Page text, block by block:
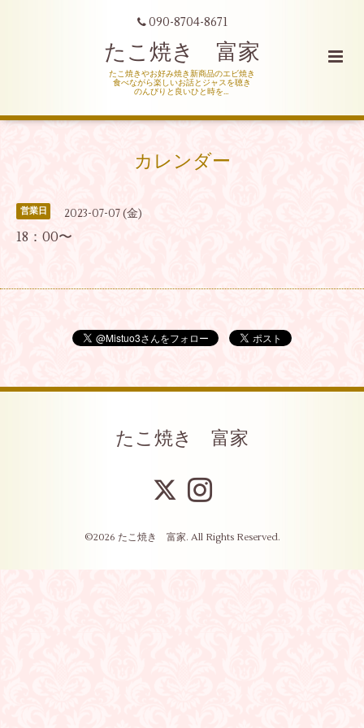
090-8704-8671
たこ焼き 富家
たこ焼きやお好み焼き新商品のエビ焼き
食べながら楽しいお話とジャスを聴き
のんびりと良いひと時を…
カレンダー
営業日 2023-07-07 (金)
18：00〜
たこ焼き 富家
©2026 たこ焼き 富家. All Rights Reserved.